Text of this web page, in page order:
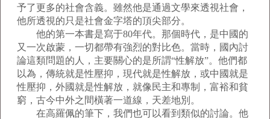
予了更多的社會含義。雖然他是通過文學來透視社會，
他所透視的只是社會金字塔的頂尖部分。
他的第一本書是寫于80年代。那個時代，是中國的
又一次啟蒙，一切都帶有強烈的對比色。當時，國內討
論這類問題的人，主要關心的是所謂“性解放”。他們都
以為，傳統就是性壓抑，現代就是性解放，或中國就是
性壓抑，外國就是性解放，就像民主和專制，富裕和貧
窮，古今中外之間橫著一道線，天差地別。
在高羅佩的筆下，我們也可以看到類似的討論。他